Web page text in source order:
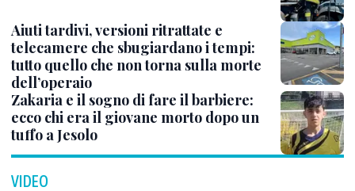
Aiuti tardivi, versioni ritrattate e
telecamere che sbugiardano i tempi:
tutto quello che non torna sulla morte
dell’operaio
Zakaria e il sogno di fare il barbiere:
ecco chi era il giovane morto dopo un
tuffo a Jesolo
VIDEO